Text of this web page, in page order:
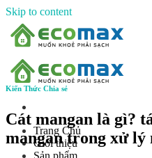
Skip to content
Trang Chủ
Giới thiệu
Sản phẩm
Kiến Thức Chia sẻ
Cát mangan là gì?
mangan trong xử lý